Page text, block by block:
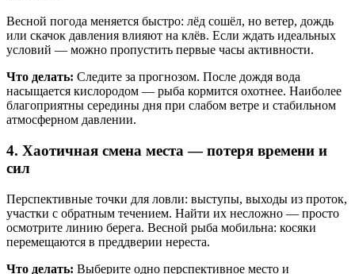
Весной погода меняется быстро: лёд сошёл, но ветер, дождь
или скачок давления влияют на клёв. Если ждать идеальных
условий — можно пропустить первые часы активности.
Что делать: Следите за прогнозом. После дождя вода
насыщается кислородом — рыба кормится охотнее. Наиболее
благоприятны середины дня при слабом ветре и стабильном
атмосферном давлении.
4. Хаотичная смена места — потеря времени и
сил
Перспективные точки для ловли: выступы, выходы из проток,
участки с обратным течением. Найти их несложно — просто
осмотрите линию берега. Весной рыба мобильна: косяки
перемещаются в преддверии нереста.
Что делать: Выберите одно перспективное место и